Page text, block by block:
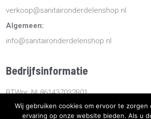
verkoop@sanitaironderdelenshop.nl
Algemeen:
info@sanitaironderdelenshop.nl
Bedrijfsinformatie
BTWnr: NL861437032B01
KvKnr: 78527112
Wij gebruiken cookies om ervoor te
ervaring op onze website bieden. Als u